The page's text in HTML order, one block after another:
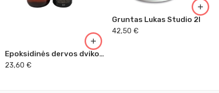
Epoksidinės dervos dvikomponentis lakas
23,60 €
Gruntas Lukas Studio 2l
42,50 €